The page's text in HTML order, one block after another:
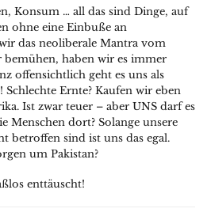
Konsum … all das sind Dinge, auf
ohne eine Einbuße an
das neoliberale Mantra vom
bemühen, haben wir es immer
offensichtlich geht es uns als
Ernte? Kaufen wir eben
Ist zwar teuer – aber UNS darf es
Menschen dort? Solange unsere
betroffen sind ist uns das egal.
um Pakistan?
enttäuscht!